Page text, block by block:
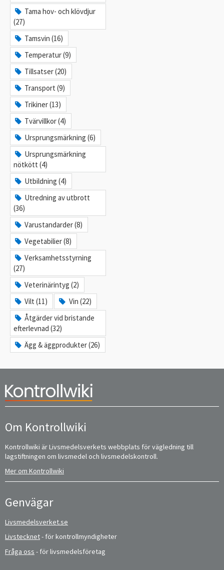
Tama hov- och klövdjur
(27)
Tamsvin (16)
Temperatur (9)
Tillsatser (20)
Transport (9)
Trikiner (13)
Tvärvillkor (4)
Ursprungsmärkning (6)
Ursprungsmärkning
nötkött (4)
Utbildning (4)
Utredning av utbrott
(36)
Varustandarder (8)
Vegetabilier (8)
Verksamhetsstyrning
(27)
Veterinärintyg (2)
Vilt (11)
Vin (22)
Åtgärder vid bristande
efterlevnad (32)
Ägg & äggprodukter (26)
Om Kontrollwiki
Kontrollwiki är Livsmedelsverkets webbplats för vägledning till
lagstiftningen om livsmedel och livsmedelskontroll.
Mer om Kontrollwiki
Genvägar
Livsmedelsverket.se
Livstecknet- för kontrollmyndigheter
Fråga oss - för livsmedelsföretag